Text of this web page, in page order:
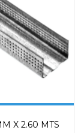
X 2.60 MTS